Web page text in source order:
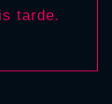
tarde.